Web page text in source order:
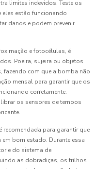
limites indevidos. Teste os
eles estão funcionando
danos e podem prevenir
e fotocélulas, é
Poeira, sujeira ou objetos
fazendo com que a bomba não
mensal para garantir que os
corretamente.
os sensores de tempos
recomendada para garantir que
bom estado. Durante essa
e do sistema de
as dobradiças, os trilhos